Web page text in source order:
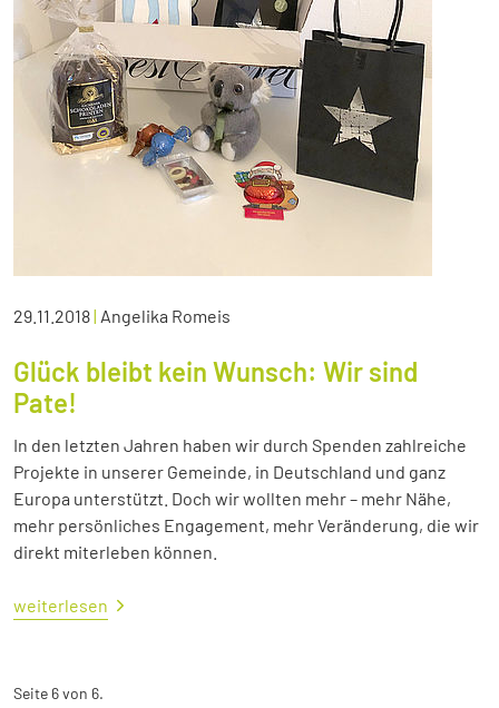
29.11.2018| Angelika Romeis
Glück bleibt kein Wunsch: Wir sind
Pate!
In den letzten Jahren haben wir durch Spenden zahlreiche
Projekte in unserer Gemeinde, in Deutschland und ganz
Europa unterstützt. Doch wir wollten mehr – mehr Nähe,
mehr persönliches Engagement, mehr Veränderung, die wir
direkt miterleben können.
weiterlesen
Seite 6 von 6.